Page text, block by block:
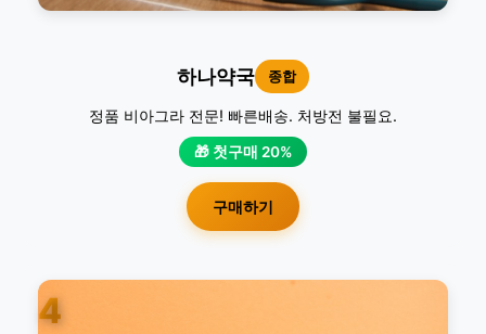
하나약국 종합
정품 비아그라 전문! 빠른배송. 처방전 불필요.
🎁 첫구매 20%
구매하기
4